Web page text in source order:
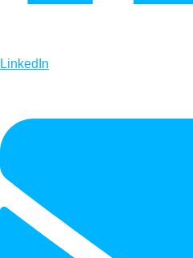
LinkedIn